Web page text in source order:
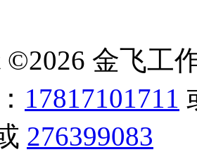
金飞工
17817101711
276399083